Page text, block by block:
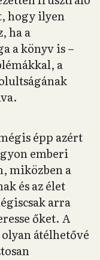
hogy ilyen
ha a
a könyv is –
a
épp azért
emberi
miközben a
és az élet
arra
őket. A
átélhetővé